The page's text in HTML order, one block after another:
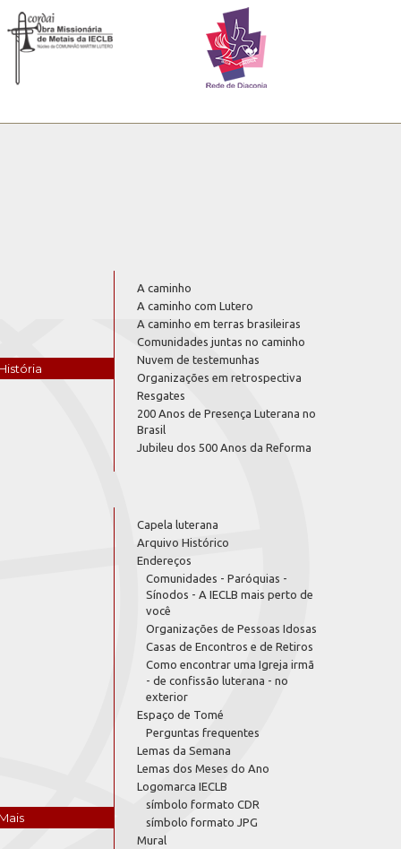
A caminho
A caminho com Lutero
A caminho em terras brasileiras
Comunidades juntas no caminho
Nuvem de testemunhas
Organizações em retrospectiva
Resgates
200 Anos de Presença Luterana no
Brasil
Jubileu dos 500 Anos da Reforma
Capela luterana
Arquivo Histórico
Endereços
Comunidades - Paróquias -
Sínodos - A IECLB mais perto de
você
Organizações de Pessoas Idosas
Casas de Encontros e de Retiros
Como encontrar uma Igreja irmã
- de confissão luterana - no
exterior
Espaço de Tomé
Perguntas frequentes
Lemas da Semana
Lemas dos Meses do Ano
Logomarca IECLB
símbolo formato CDR
símbolo formato JPG
Mural